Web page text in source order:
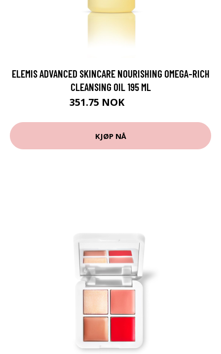
ELEMIS ADVANCED SKINCARE NOURISHING OMEGA-RICH
CLEANSING OIL 195 ML
351.75 NOK
KJØP NÅ